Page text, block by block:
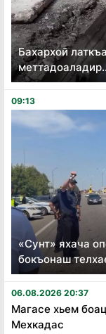
Бахархой
09:13
«Сунт» яхача
бокъонаш
06.08.2026 20:37
Магасе хьем
Мехкадас